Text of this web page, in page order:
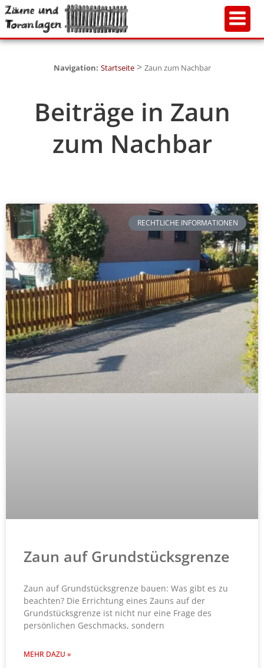
Navigation: Startseite> Zaun zum Nachbar
Beiträge in Zaun
zum Nachbar
RECHTLICHE INFORMATIONEN
Zaun auf Grundstücks­grenze
Zaun auf Grundstücksgrenze bauen: Was gibt es zu
beachten? Die Errichtung eines Zauns auf der
Grundstücksgrenze ist nicht nur eine Frage des
persönlichen Geschmacks, sondern
MEHR DAZU »